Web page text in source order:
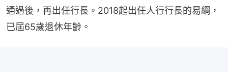
通過後，再出任行長。2018起出任人行行長的易綱，
已屆65歲退休年齡。